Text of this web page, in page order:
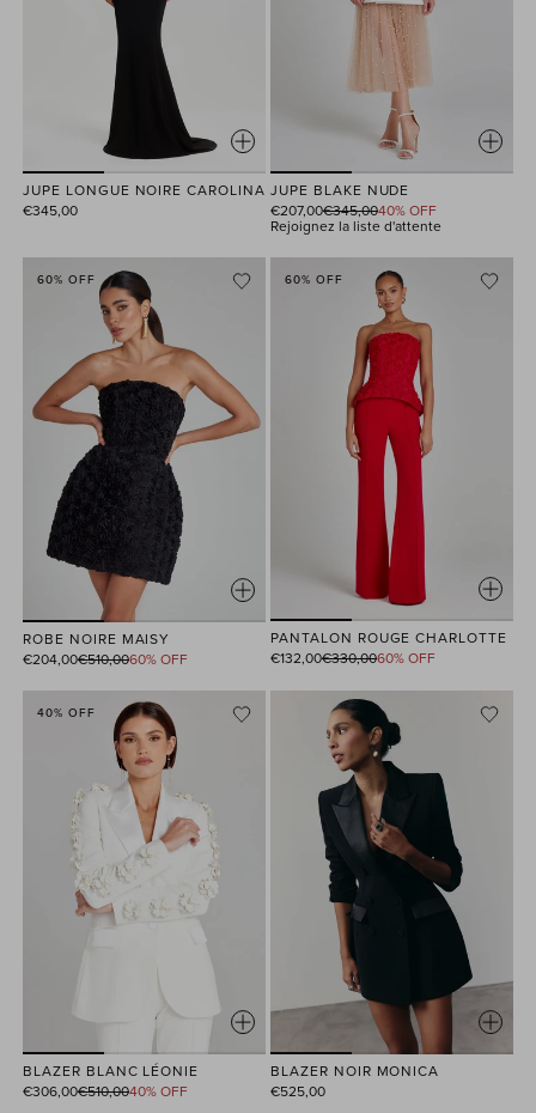
JUPE LONGUE NOIRE CAROLINA
€345,00
JUPE BLAKE NUDE
€207,00
Prix
habituel
€345,0040% OFF
Rejoignez la liste d'attente
60% OFF
ROBE NOIRE MAISY
€204,00
Prix
habituel
€510,0060% OFF
60% OFF
PANTALON ROUGE CHARLOTTE
€132,00
Prix €330,0060% OFF
40% OFF
BLAZER BLANC LÉONIE
€306,00
Prix
habituel
€510,0040% OFF
BLAZER NOIR MONICA
€525,00